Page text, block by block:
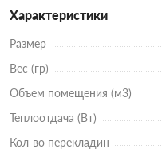
Характеристики
Размер
Вес (гр)
Объем помещения (м3)
Теплоотдача (Вт)
Кол-во перекладин